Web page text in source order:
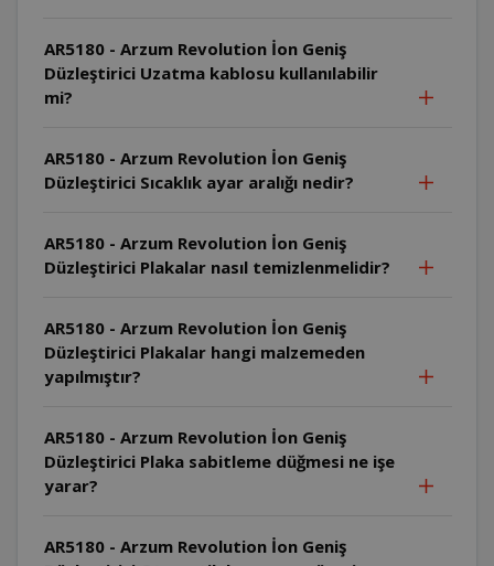
AR5180 - Arzum Revolution İon Geniş
Düzleştirici Uzatma kablosu kullanılabilir
mi?
AR5180 - Arzum Revolution İon Geniş
Düzleştirici Sıcaklık ayar aralığı nedir?
AR5180 - Arzum Revolution İon Geniş
Düzleştirici Plakalar nasıl temizlenmelidir?
AR5180 - Arzum Revolution İon Geniş
Düzleştirici Plakalar hangi malzemeden
yapılmıştır?
AR5180 - Arzum Revolution İon Geniş
Düzleştirici Plaka sabitleme düğmesi ne işe
yarar?
AR5180 - Arzum Revolution İon Geniş